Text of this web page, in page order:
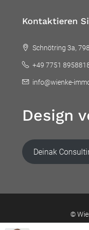
Kontaktieren
Schnötring 3a,
+49 7751
info@wienke-
Design
Deinak
©